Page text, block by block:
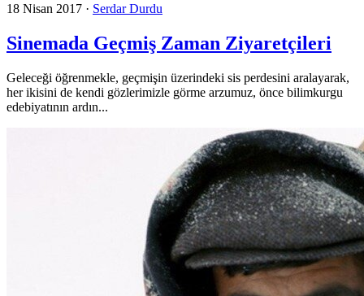
18 Nisan 2017 · Serdar Durdu
Sinemada Geçmiş Zaman Ziyaretçileri
Geleceği öğrenmekle, geçmişin üzerindeki sis perdesini aralayarak,
her ikisini de kendi gözlerimizle görme arzumuz, önce bilimkurgu
edebiyatının ardın...